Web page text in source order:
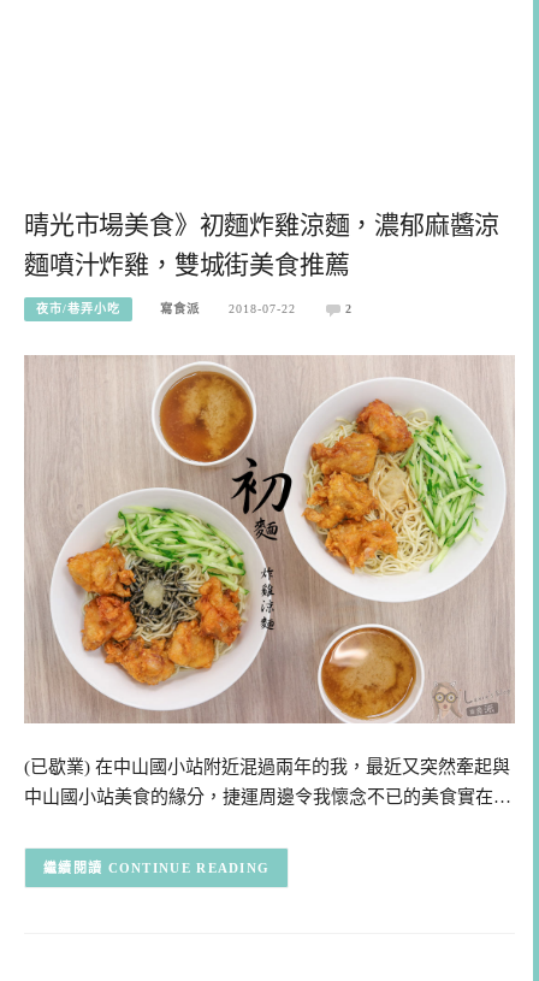
晴光市場美食》初麵炸雞涼麵，濃郁麻醬涼
麵噴汁炸雞，雙城街美食推薦
夜市/巷弄小吃 寫食派 2018-07-22 2
(已歇業) 在中山國小站附近混過兩年的我，最近又突然牽起與
中山國小站美食的緣分，捷運周邊令我懷念不已的美食實在…
CONTINUE READING